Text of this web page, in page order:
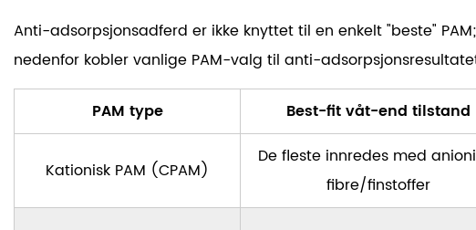
Anti-adsorpsjonsadferd er ikke knyttet til en enkelt "beste"
nedenfor kobler vanlige PAM-valg til anti-
PAM type Best-fit våt-end tilstand
Kationisk PAM (CPAM)
De fleste innredes med
fibre/finstoffer